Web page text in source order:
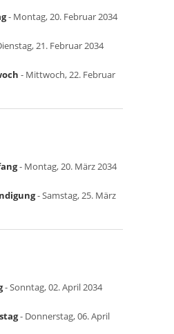
- Montag, 20. Februar 2034
21. Februar 2034
- Mittwoch, 22. Februar
- Montag, 20. März 2034
- Samstag, 25. März
- Sonntag, 02. April 2034
- Donnerstag, 06. April